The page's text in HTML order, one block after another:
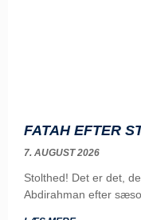
FATAH EFTER
7. AUGUST 2026
Stolthed! Det er det,
Abdirahman efter